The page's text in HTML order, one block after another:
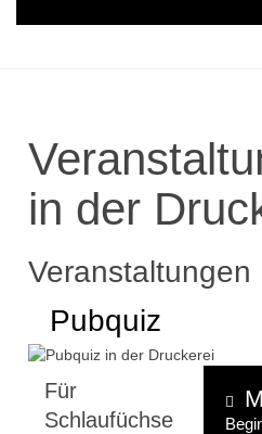
in der
Veranstaltungen
Pubquiz
Für
Schlaufüchse